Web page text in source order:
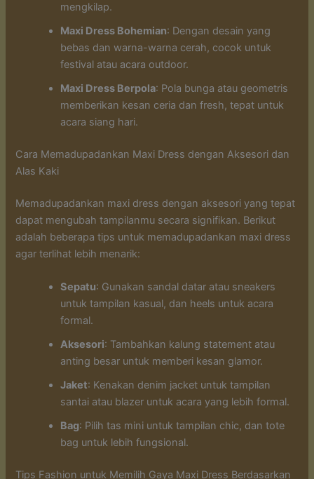
mengkilap.
Maxi Dress Bohemian: Dengan desain yang
bebas dan warna-warna cerah, cocok untuk
festival atau acara outdoor.
Maxi Dress Berpola: Pola bunga atau geometris
memberikan kesan ceria dan fresh, tepat untuk
acara siang hari.
Cara Memadupadankan Maxi Dress dengan Aksesori dan
Alas Kaki
Memadupadankan maxi dress dengan aksesori yang tepat
dapat mengubah tampilanmu secara signifikan. Berikut
adalah beberapa tips untuk memadupadankan maxi dress
agar terlihat lebih menarik:
Sepatu: Gunakan sandal datar atau sneakers
untuk tampilan kasual, dan heels untuk acara
formal.
Aksesori: Tambahkan kalung statement atau
anting besar untuk memberi kesan glamor.
Jaket: Kenakan denim jacket untuk tampilan
santai atau blazer untuk acara yang lebih formal.
Bag: Pilih tas mini untuk tampilan chic, dan tote
bag untuk lebih fungsional.
Tips Fashion untuk Memilih Gaya Maxi Dress Berdasarkan